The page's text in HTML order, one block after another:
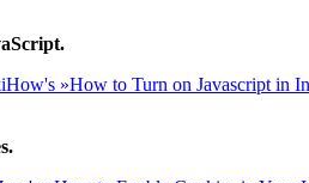
»How to Turn on Javascript in